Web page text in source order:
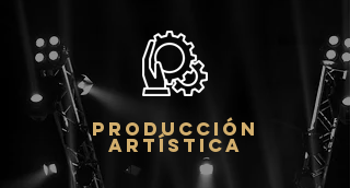
PRODUCCIÓN
ARTÍSTICA